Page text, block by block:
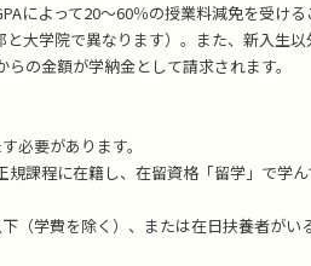
によって20～60％の授業料減免を受ける
と大学院で異なります）。また、新入生以
の金額が学納金として請求されます。
必要があります。
課程に在籍し、在留資格「留学」で学ん
（学費を除く）、または在日扶養者がい